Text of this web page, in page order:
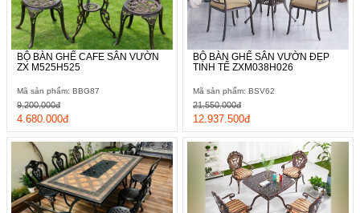
Nếu khu vườn hay sân thượng của bạn rộng rãi và có yêu cầu
sử dụng cao thì không nên bỏ qua mẫu thiết kế này. Với kích
thước bàn sân vườn lên tới 175*90*73 cm hứa hẹn không gian
ngoài trời thoải mái và thú vị nhất sẽ được gia tăng.
BỘ BÀN GHẾ CAFE SÂN VƯỜN
ZX M525H525
Mã sản phẩm: BBG87
4.680.000đ
9.200.000đ
BỘ BÀN GHẾ SÂN VƯỜN ĐẸP
TINH TẾ ZXM038H026
Mã sản phẩm: BSV62
12.937.500đ
21.550.000đ